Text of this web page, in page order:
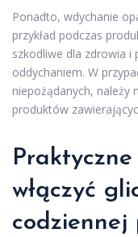
Ponadto, wdychanie
przykład podczas
szkodliwe dla zdrowia
oddychaniem. W
niepożądanych, należy
produktów
włączyć